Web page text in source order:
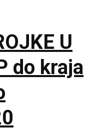
U
do kraja